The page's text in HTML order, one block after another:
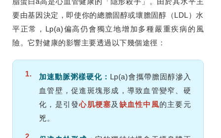
脂蛋白a高是心血管健康的「隱形殺手」。由於其水平主
要由基因決定，即使你的總膽固醇或壞膽固醇（LDL）水
平正常，Lp(a)偏高仍會獨立地增加多種嚴重疾病的風
險。它對健康的影響主要透過以下幾個途徑：
1. 加速動脈粥樣硬化： Lp(a)會攜帶膽固醇滲入
血管壁，促進斑塊形成，導致血管變窄、硬
化，是引發心肌梗塞及 缺血性中風的主要元
兇。